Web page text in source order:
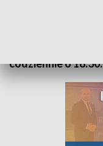
codziennie o 18:30.